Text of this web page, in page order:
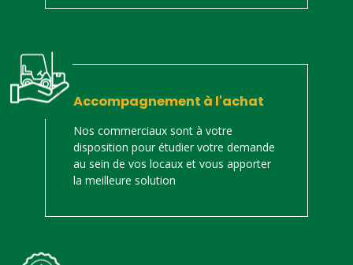
Accompagnement à l'achat
Nos commerciaux sont à votre
disposition pour étudier votre demande
au sein de vos locaux et vous apporter
la meilleure solution